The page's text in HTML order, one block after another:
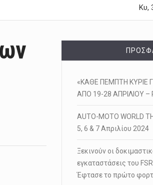
Κυ,
«ΚΑΘΕ ΠΕΜΠΤΗ ΚΥΡΙΕ
ΑΠΟ 19-28 ΑΠΡΙΛΙΟΥ –
AUTO-MOTO WORLD
5, 6 & 7 Απριλίου 2024
Ξεκινούν οι
εγκαταστάσεις του
Έφτασε το πρώτο